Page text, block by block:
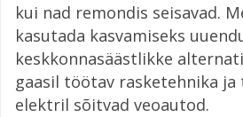
kui nad remondis seisavad.
kasutada kasvamiseks
keskkonnasäästlikke
gaasil töötav rasketehnika ja
elektril sõitvad veoautod.